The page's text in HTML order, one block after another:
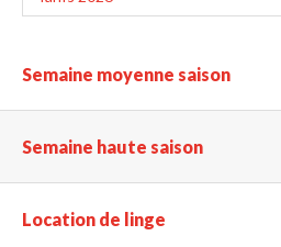
Semaine moyenne saison
Semaine haute saison
Location de linge